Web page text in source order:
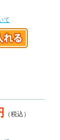
て
（税込）